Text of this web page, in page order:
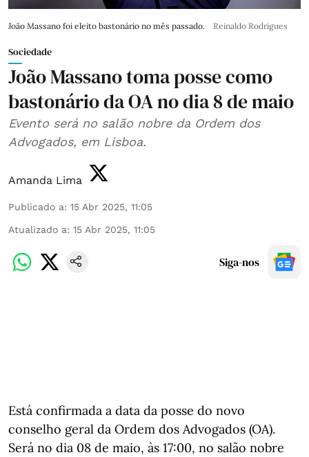
João Massano foi eleito bastonário no mês passado. Reinaldo Rodrigues
Sociedade
João Massano toma posse como
bastonário da OA no dia 8 de maio
Evento será no salão nobre da Ordem dos
Advogados, em Lisboa.
Amanda Lima
Publicado a: 15 Abr 2025, 11:05
Atualizado a: 15 Abr 2025, 11:05
Siga-nos
Está confirmada a data da posse do novo
conselho geral da Ordem dos Advogados (OA).
Será no dia 08 de maio, às 17:00, no salão nobre